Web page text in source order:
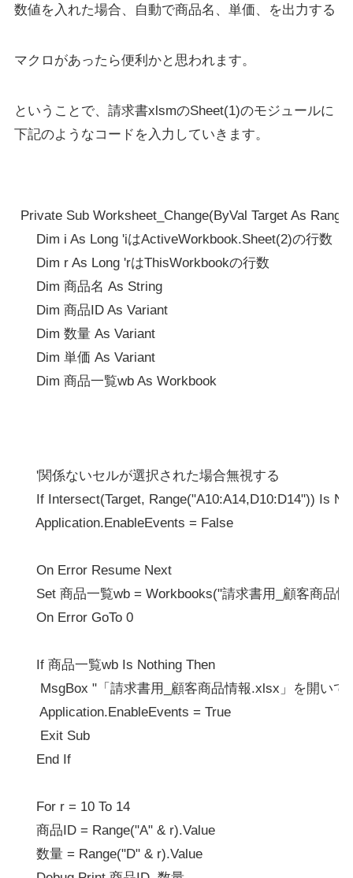
数値を入れた場合、自動で商品名、単価、を出力する
マクロがあったら便利かと思われます。
ということで、請求書xlsmのSheet(1)のモジュールに
下記のようなコードを入力していきます。
Private Sub Worksheet_Change(ByVal Target As Range)
    Dim i As Long 'iはActiveWorkbook.Sheet(2)の行数
    Dim r As Long 'rはThisWorkbookの行数
    Dim 商品名 As String
    Dim 商品ID As Variant
    Dim 数量 As Variant
    Dim 単価 As Variant
    Dim 商品一覧wb As Workbook
    '関係ないセルが選択された場合無視する
If Intersect(Target, Range("A10:A14,D10:D14")) Is
    Application.EnableEvents = False
    On Error Resume Next
Set 商品一覧wb = Workbooks("請求書用_顧客商品情
    On Error GoTo 0
    If 商品一覧wb Is Nothing Then
MsgBox "「請求書用_顧客商品情報.xlsx」を開い
     Application.EnableEvents = True
     Exit Sub
    End If
    For r = 10 To 14
    商品ID = Range("A" & r).Value
    数量 = Range("D" & r).Value